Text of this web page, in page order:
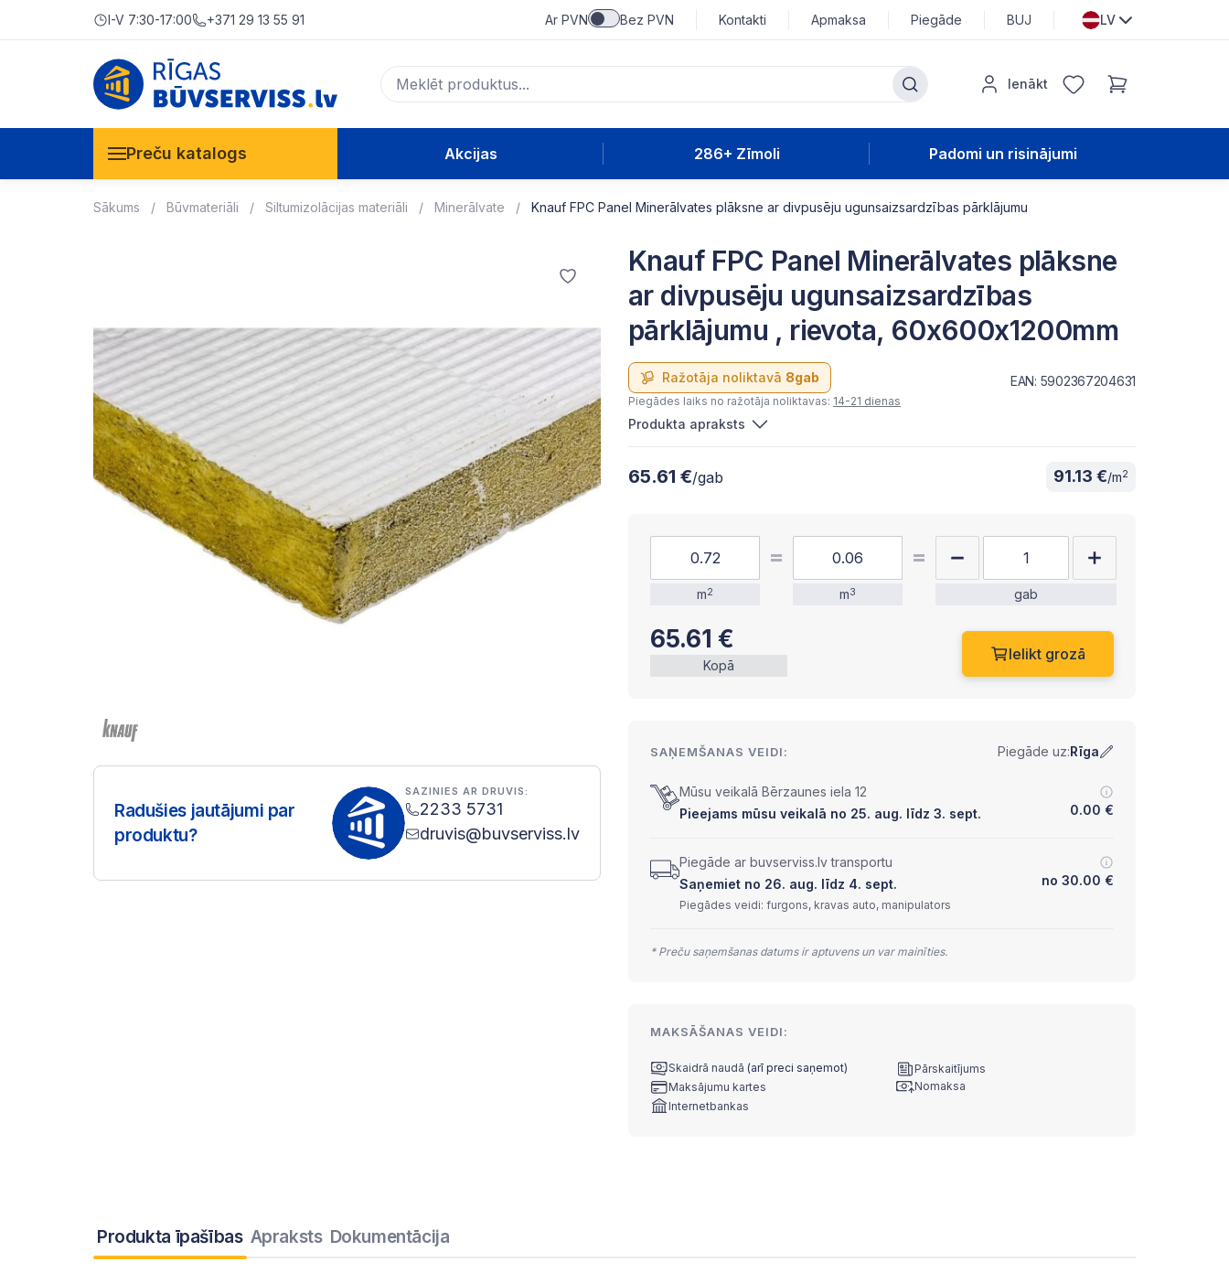
I-V 7:30-17:00 +371 29 13 55 91 Ar PVN Bez PVN Kontakti Apmaksa Piegāde BUJ LV
Ienākt
Preču katalogs Akcijas 286+ Zīmoli Padomi un risinājumi
Sākums Būvmateriāli Siltumizolācijas materiāli Minerālvate Knauf FPC Panel Minerālvates plāksne ar divpusēju ugunsaizsardzības pārklājumu
Radušies jautājumi par
produktu?
SAZINIES AR DRUVIS:
2233 5731
druvis@buvserviss.lv
Knauf FPC Panel Minerālvates plāksne
ar divpusēju ugunsaizsardzības
pārklājumu , rievota, 60x600x1200mm
Ražotāja noliktavā 8gab EAN: 5902367204631
Piegādes laiks no ražotāja noliktavas: 14-21 dienas
Produkta apraksts
65.61 €/gab 91.13 €/m2
m2 m3 gab
65.61 €
Kopā
Ielikt grozā
SAŅEMŠANAS VEIDI: Piegāde uz:Rīga
Mūsu veikalā Bērzaunes iela 12
Pieejams mūsu veikalā no 25. aug. līdz 3. sept.
0.00 €
Piegāde ar buvserviss.lv transportu
Saņemiet no 26. aug. līdz 4. sept.
no 30.00 €
Piegādes veidi: furgons, kravas auto, manipulators
* Preču saņemšanas datums ir aptuvens un var mainīties.
MAKSĀŠANAS VEIDI:
Skaidrā naudā (arī preci saņemot)
Maksājumu kartes
Internetbankas
Pārskaitījums
Nomaksa
Produkta īpašības Apraksts Dokumentācija